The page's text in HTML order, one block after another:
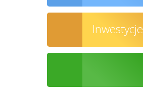
Inwestycje